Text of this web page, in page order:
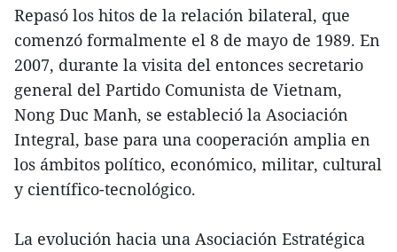
Repasó los hitos de la relación bilateral, que
comenzó formalmente el 8 de mayo de 1989. En
2007, durante la visita del entonces secretario
general del Partido Comunista de Vietnam,
Nong Duc Manh, se estableció la Asociación
Integral, base para una cooperación amplia en
los ámbitos político, económico, militar, cultural
y científico-tecnológico.
La evolución hacia una Asociación Estratégica